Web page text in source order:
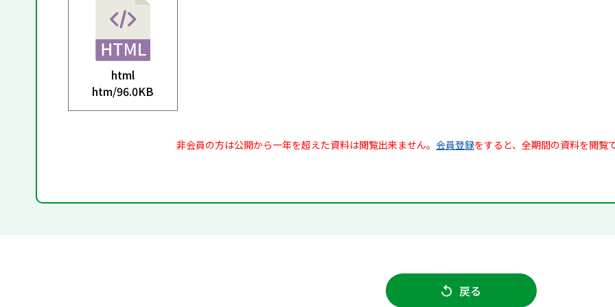
html
htm/96.0KB
非会員の方は公開から一年を超えた資料は閲覧出来ません。 会員登録をすると、全期間の資料を閲覧
戻る